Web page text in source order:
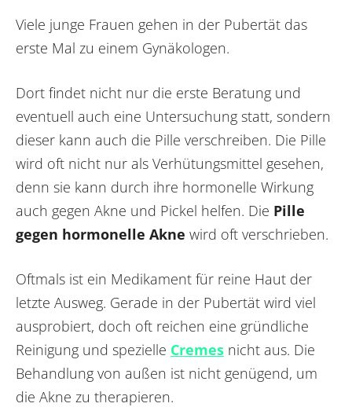
Viele junge Frauen gehen in der Pubertät das
erste Mal zu einem Gynäkologen.
Dort findet nicht nur die erste Beratung und
eventuell auch eine Untersuchung statt, sondern
dieser kann auch die Pille verschreiben. Die Pille
wird oft nicht nur als Verhütungsmittel gesehen,
denn sie kann durch ihre hormonelle Wirkung
auch gegen Akne und Pickel helfen. Die Pille
gegen hormonelle Akne wird oft verschrieben.
Oftmals ist ein Medikament für reine Haut der
letzte Ausweg. Gerade in der Pubertät wird viel
ausprobiert, doch oft reichen eine gründliche
Reinigung und spezielle Cremes nicht aus. Die
Behandlung von außen ist nicht genügend, um
die Akne zu therapieren.